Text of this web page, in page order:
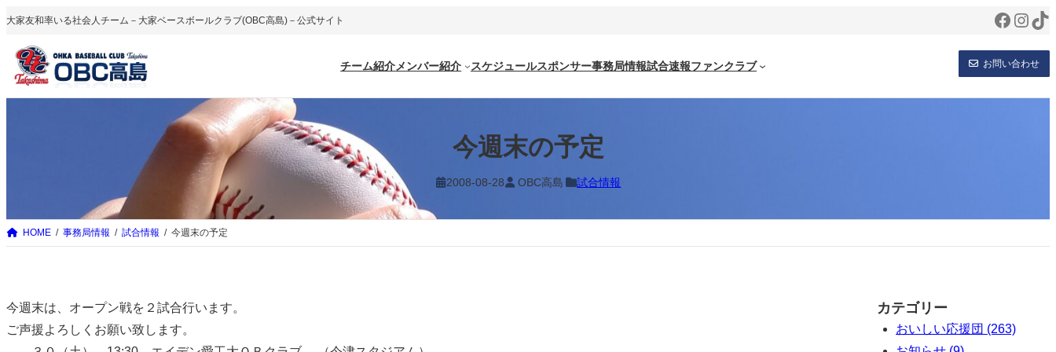
内
を
ス
大家友和率いる社会人チーム－大家ベースボールクラブ(OBC高島)－公式サイト
チーム紹介メンバー紹介 スケジュールスポンサー事務局情報試合速報ファンクラブ お問い合わせ
今週末の予定
2008-08-28 OBC高島 試合情報
HOME 事務局情報 試合情報 今週末の予定
今週末は、オープン戦を２試合行います。
ご声援よろしくお願い致します。
カテゴリー
おいしい応援団 (263)